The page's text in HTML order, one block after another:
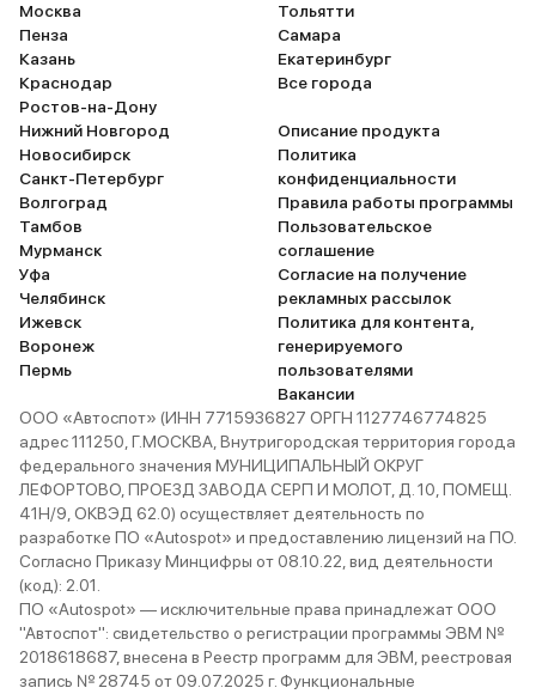
Москва
Пенза
Казань
Краснодар
Ростов-на-Дону
Нижний Новгород
Новосибирск
Санкт-Петербург
Волгоград
Тамбов
Мурманск
Уфа
Челябинск
Ижевск
Воронеж
Пермь
Тольятти
Самара
Екатеринбург
Все города
Описание продукта
Политика
конфиденциальности
Правила работы программы
Пользовательское
соглашение
Согласие на получение
рекламных рассылок
Политика для контента,
генерируемого
пользователями
Вакансии
ООО «Автоспот» (ИНН 7715936827 ОРГН 1127746774825
адрес 111250, Г.МОСКВА, Внутригородская территория города
федерального значения МУНИЦИПАЛЬНЫЙ ОКРУГ
ЛЕФОРТОВО, ПРОЕЗД ЗАВОДА СЕРП И МОЛОТ, Д. 10, ПОМЕЩ.
41Н/9, ОКВЭД 62.0) осуществляет деятельность по
разработке ПО «Autospot» и предоставлению лицензий на ПО.
Согласно Приказу Минцифры от 08.10.22, вид деятельности
(код): 2.01.
ПО «Autospot» — исключительные права принадлежат ООО
"Автоспот": свидетельство о регистрации программы ЭВМ №
2018618687, внесена в Реестр программ для ЭВМ, реестровая
запись № 28745 от 09.07.2025 г. Функциональные